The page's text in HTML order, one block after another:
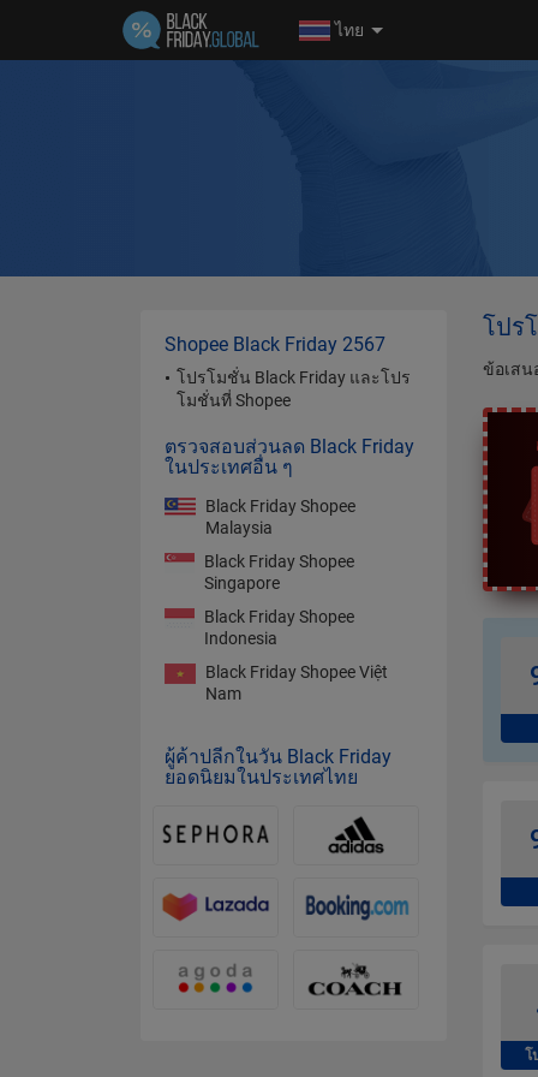
ไทย
โปร
ข้อเสน
โ
Shopee Black Friday 2567
โปรโมชั่น Black Friday และโปร
โมชั่นที่ Shopee
ตรวจสอบส่วนลด Black Friday
ในประเทศอื่น ๆ
Black Friday Shopee
Malaysia
Black Friday Shopee
Singapore
Black Friday Shopee
Indonesia
Black Friday Shopee Việt
Nam
ผู้ค้าปลีกในวัน Black Friday
ยอดนิยมในประเทศไทย